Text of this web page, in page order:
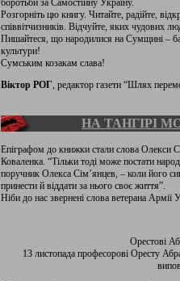
боротьби за Самостійну Україну.
Розгорніть цю книгу. Читайте, радійте,
співвітчизників. Відчуйте, яких чудових
Пишайтеся, що народилися на Сумщині –
культури!
Сумським козакам слава!
Віктор РОГ, редактор газети “Шлях
НА ТАНГІРІ
Епіграфом до книжки стали слова Олекси
Коваленка. “Тільки тоді може постати
поручник Олекса Сім’янцев, – коли його
принести й віддати за нього своє життя”.
Ніби до нас звернені слова ветерана
Орестові
13 листопада професорові Оресту